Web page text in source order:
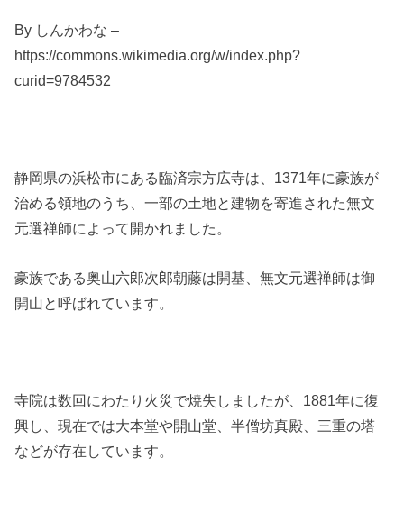
By しんかわな –
https://commons.wikimedia.org/w/index.php?
curid=9784532
静岡県の浜松市にある臨済宗方広寺は、1371年に豪族が
治める領地のうち、一部の土地と建物を寄進された無文
元選禅師によって開かれました。
豪族である奥山六郎次郎朝藤は開基、無文元選禅師は御
開山と呼ばれています。
寺院は数回にわたり火災で焼失しましたが、1881年に復
興し、現在では大本堂や開山堂、半僧坊真殿、三重の塔
などが存在しています。